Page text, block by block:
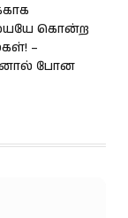
கொன்ற
–
போன